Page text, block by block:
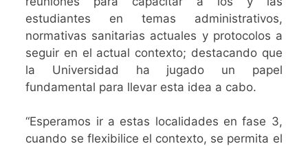
estudiantes en temas administrativos,
normativas sanitarias actuales y protocolos a
seguir en el actual contexto; destacando que
la Universidad ha jugado un papel
fundamental para llevar esta idea a cabo.
“Esperamos ir a estas localidades en fase 3,
cuando se flexibilice el contexto, se permita el